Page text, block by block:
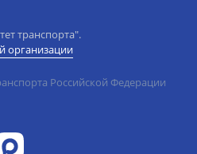
транспорта".
организации
Российской Федерации